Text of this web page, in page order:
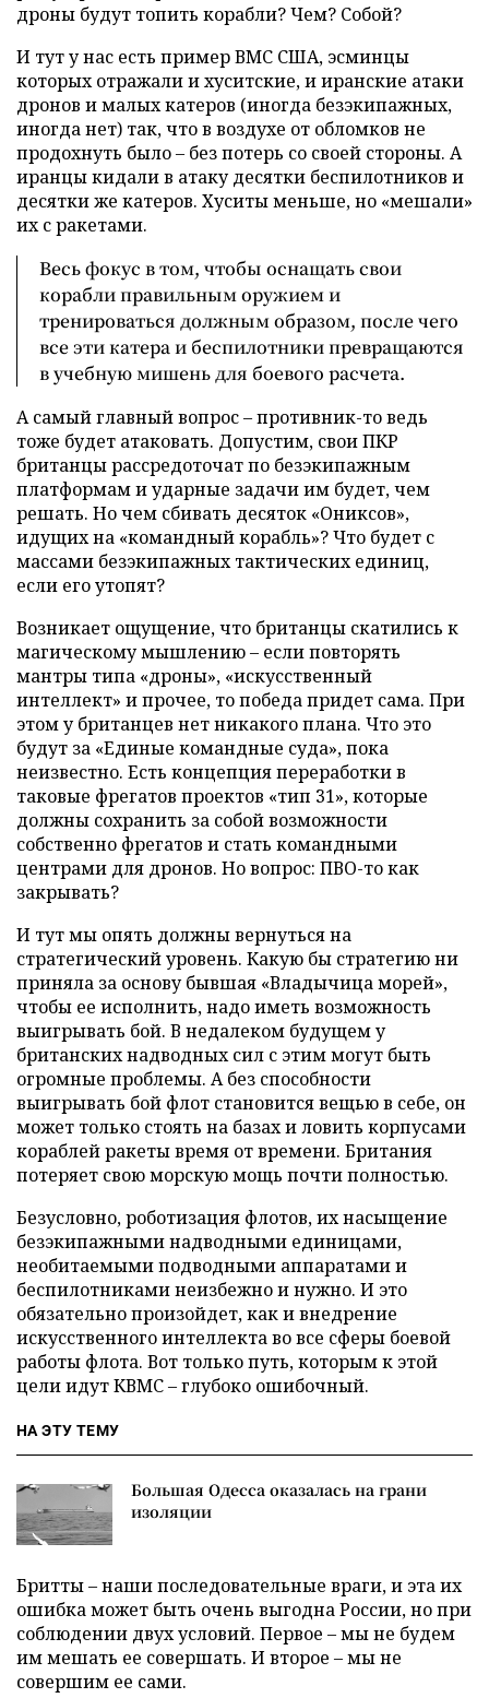
дроны будут топить корабли? Чем? Собой?
И тут у нас есть пример ВМС США, эсминцы
которых отражали и хуситские, и иранские атаки
дронов и малых катеров (иногда безэкипажных,
иногда нет) так, что в воздухе от обломков не
продохнуть было – без потерь со своей стороны. А
иранцы кидали в атаку десятки беспилотников и
десятки же катеров. Хуситы меньше, но «мешали»
их с ракетами.
Весь фокус в том, чтобы оснащать свои
корабли правильным оружием и
тренироваться должным образом, после чего
все эти катера и беспилотники превращаются
в учебную мишень для боевого расчета.
А самый главный вопрос – противник-то ведь
тоже будет атаковать. Допустим, свои ПКР
британцы рассредоточат по безэкипажным
платформам и ударные задачи им будет, чем
решать. Но чем сбивать десяток «Ониксов»,
идущих на «командный корабль»? Что будет с
массами безэкипажных тактических единиц,
если его утопят?
Возникает ощущение, что британцы скатились к
магическому мышлению – если повторять
мантры типа «дроны», «искусственный
интеллект» и прочее, то победа придет сама. При
этом у британцев нет никакого плана. Что это
будут за «Единые командные суда», пока
неизвестно. Есть концепция переработки в
таковые фрегатов проектов «тип 31», которые
должны сохранить за собой возможности
собственно фрегатов и стать командными
центрами для дронов. Но вопрос: ПВО-то как
закрывать?
И тут мы опять должны вернуться на
стратегический уровень. Какую бы стратегию ни
приняла за основу бывшая «Владычица морей»,
чтобы ее исполнить, надо иметь возможность
выигрывать бой. В недалеком будущем у
британских надводных сил с этим могут быть
огромные проблемы. А без способности
выигрывать бой флот становится вещью в себе, он
может только стоять на базах и ловить корпусами
кораблей ракеты время от времени. Британия
потеряет свою морскую мощь почти полностью.
Безусловно, роботизация флотов, их насыщение
безэкипажными надводными единицами,
необитаемыми подводными аппаратами и
беспилотниками неизбежно и нужно. И это
обязательно произойдет, как и внедрение
искусственного интеллекта во все сферы боевой
работы флота. Вот только путь, которым к этой
цели идут КВМС – глубоко ошибочный.
НА ЭТУ ТЕМУ
Большая Одесса оказалась на грани
изоляции
Бритты – наши последовательные враги, и эта их
ошибка может быть очень выгодна России, но при
соблюдении двух условий. Первое – мы не будем
им мешать ее совершать. И второе – мы не
совершим ее сами.